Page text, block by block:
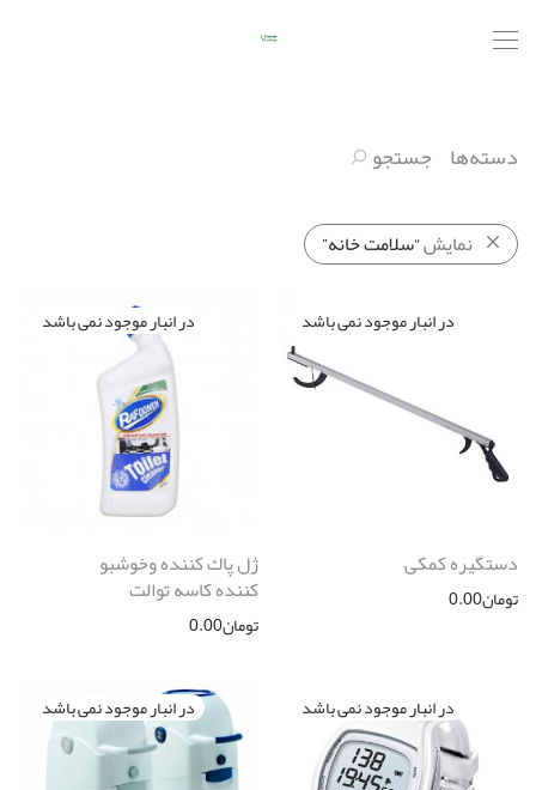
دسته‌ها جستجو
نمایش“سلامت خانه”
دستگیره کمکی
تومان0.00
ژل پاك كننده وخوشبو
كننده كاسه توالت
تومان0.00